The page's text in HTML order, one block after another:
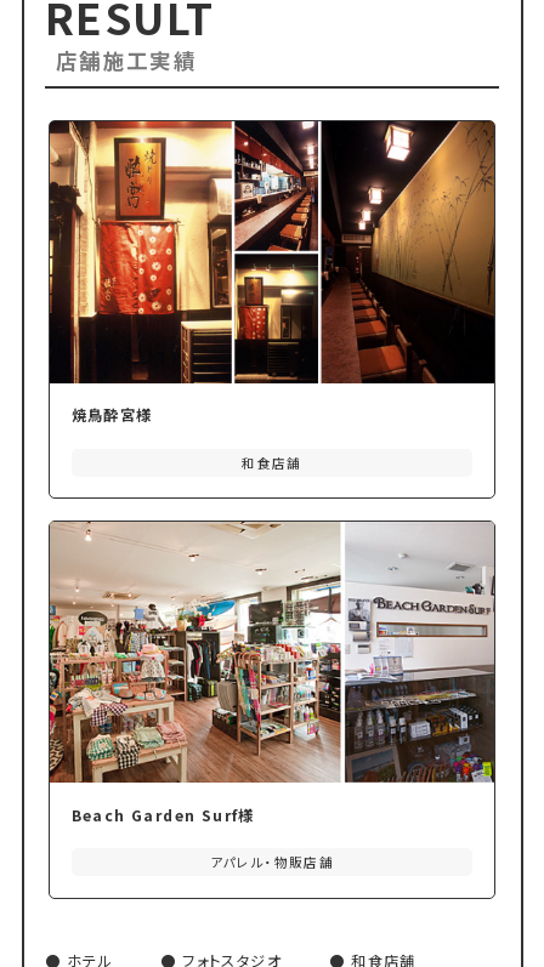
RESULT
店舗施工実績
焼鳥酔宮様
和食店舗
Beach Garden Surf様
アパレル・物販店舗
ホテル フォトスタジオ 和食店舗